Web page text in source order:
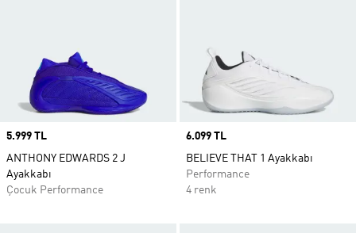
Price
5.999 TL
ANTHONY EDWARDS 2 J
Ayakkabı
Çocuk Performance
Price
6.099 TL
BELIEVE THAT 1 Ayakkabı
Performance
4 renk